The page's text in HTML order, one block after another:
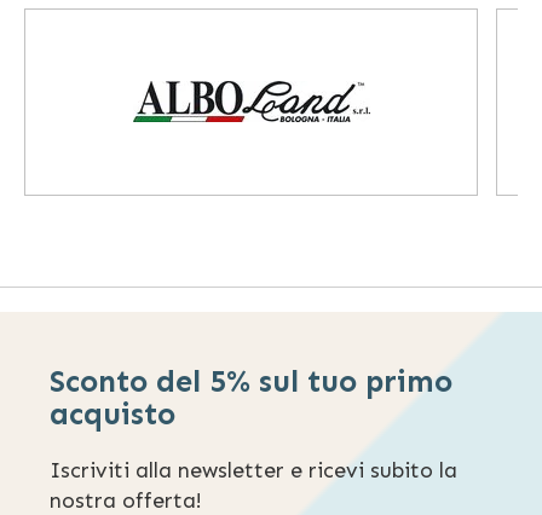
Sconto del 5% sul tuo primo
acquisto
Iscriviti alla newsletter e ricevi subito la
nostra offerta!